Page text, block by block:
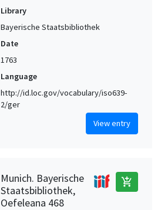
Library
Bayerische Staatsbibliothek
Date
1763
Language
http://id.loc.gov/vocabulary/iso639-
2/ger
View entry
Munich. Bayerische
Staatsbibliothek,
Oefeleana 468
add_shopping_cart